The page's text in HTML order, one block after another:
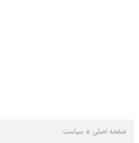
صفحه اصلی سیاست